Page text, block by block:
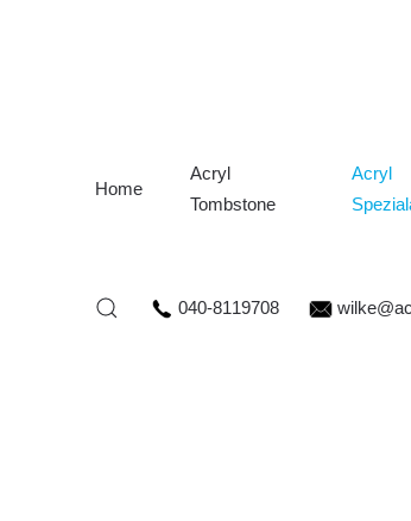
Home
Acryl
Tombstone
Acryl
040-8119708